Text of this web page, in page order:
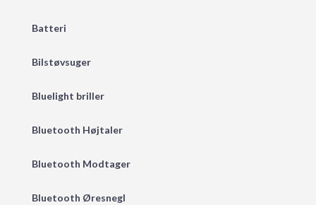
Batteri
Bilstøvsuger
Bluelight briller
Bluetooth Højtaler
Bluetooth Modtager
Bluetooth Øresnegl